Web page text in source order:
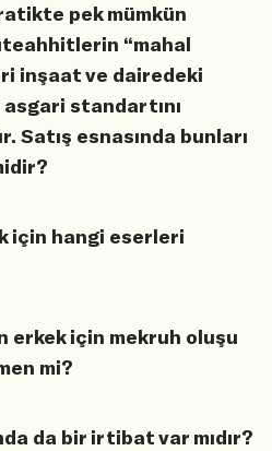
pek mümkün
“mahal
inşaat ve dairedeki
standartını
Satış esnasında bunları
için hangi eserleri
erkek için mekruh oluşu
mi?
da bir irtibat var mıdır?